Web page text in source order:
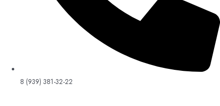
8 (939) 381-32-22